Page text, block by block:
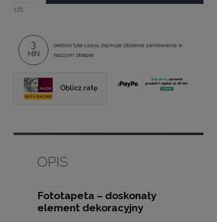
szt.
3
MIN
średnio tyle czasu zajmuje złożenie zamówienia w
naszym sklepie
Oblicz ratę
OPIS
Fototapeta – doskonały
element dekoracyjny